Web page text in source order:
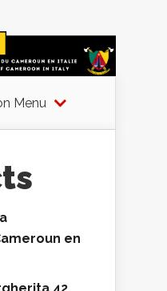
Menu
en